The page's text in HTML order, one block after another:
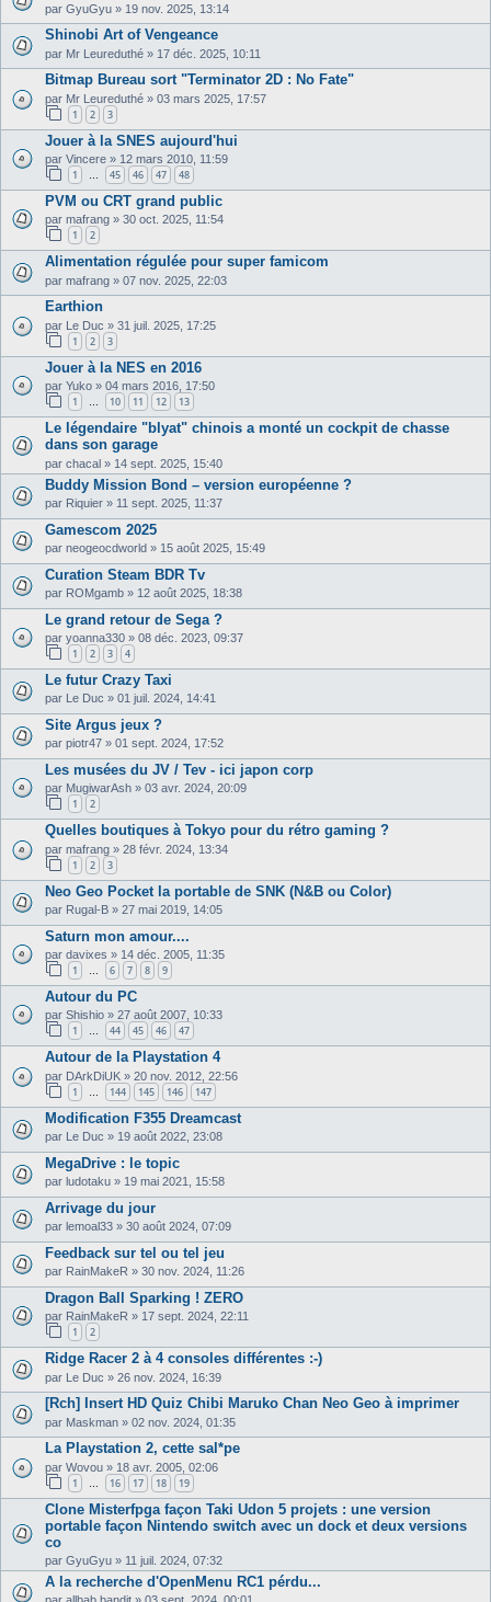
par GyuGyu » 19 nov. 2025, 13:14
Shinobi Art of Vengeance
par Mr Leureduthé » 17 déc. 2025, 10:11
Bitmap Bureau sort "Terminator 2D : No Fate"
par Mr Leureduthé » 03 mars 2025, 17:57
1 2 3
Jouer à la SNES aujourd'hui
par Vincere » 12 mars 2010, 11:59
1 45 46 47 48
PVM ou CRT grand public
par mafrang » 30 oct. 2025, 11:54
1 2
Alimentation régulée pour super famicom
par mafrang » 07 nov. 2025, 22:03
Earthion
par Le Duc » 31 juil. 2025, 17:25
1 2 3
Jouer à la NES en 2016
par Yuko » 04 mars 2016, 17:50
1 … 10 11 12 13
Le légendaire "blyat" chinois a monté un cockpit de chasse
dans son garage
par chacal » 14 sept. 2025, 15:40
Buddy Mission Bond – version européenne ?
par Riquier » 11 sept. 2025, 11:37
Gamescom 2025
par neogeocdworld » 15 août 2025, 15:49
Curation Steam BDR Tv
par ROMgamb » 12 août 2025, 18:38
Le grand retour de Sega ?
par yoanna330 » 08 déc. 2023, 09:37
1 2 3 4
Le futur Crazy Taxi
par Le Duc » 01 juil. 2024, 14:41
Site Argus jeux ?
par piotr47 » 01 sept. 2024, 17:52
Les musées du JV / Tev - ici japon corp
par MugiwarAsh » 03 avr. 2024, 20:09
1 2
Quelles boutiques à Tokyo pour du rétro gaming ?
par mafrang » 28 févr. 2024, 13:34
1 2 3
Neo Geo Pocket la portable de SNK (N&B ou Color)
par Rugal-B » 27 mai 2019, 14:05
Saturn mon amour....
par davixes » 14 déc. 2005, 11:35
1 6 7 8 9
Autour du PC
par Shishio » 27 août 2007, 10:33
1 … 44 45 46 47
Autour de la Playstation 4
par DArkDiUK » 20 nov. 2012, 22:56
1 144 145 146 147
Modification F355 Dreamcast
par Le Duc » 19 août 2022, 23:08
MegaDrive : le topic
par ludotaku » 19 mai 2021, 15:58
Arrivage du jour
par lemoal33 » 30 août 2024, 07:09
Feedback sur tel ou tel jeu
par RainMakeR » 30 nov. 2024, 11:26
Dragon Ball Sparking ! ZERO
par RainMakeR » 17 sept. 2024, 22:11
1 2
Ridge Racer 2 à 4 consoles différentes :-)
par Le Duc » 26 nov. 2024, 16:39
[Rch] Insert HD Quiz Chibi Maruko Chan Neo Geo à imprimer
par Maskman » 02 nov. 2024, 01:35
La Playstation 2, cette sal*pe
par Wovou » 18 avr. 2005, 02:06
1 16 17 18 19
Clone Misterfpga façon Taki Udon 5 projets : une version
portable façon Nintendo switch avec un dock et deux versions
co
par GyuGyu » 11 juil. 2024, 07:32
A la recherche d'OpenMenu RC1 pérdu...